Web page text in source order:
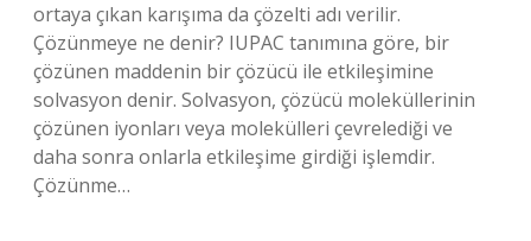
ortaya çıkan karışıma da çözelti adı verilir.
Çözünmeye ne denir? IUPAC tanımına göre, bir
çözünen maddenin bir çözücü ile etkileşimine
solvasyon denir. Solvasyon, çözücü moleküllerinin
çözünen iyonları veya molekülleri çevrelediği ve
daha sonra onlarla etkileşime girdiği işlemdir.
Çözünme…